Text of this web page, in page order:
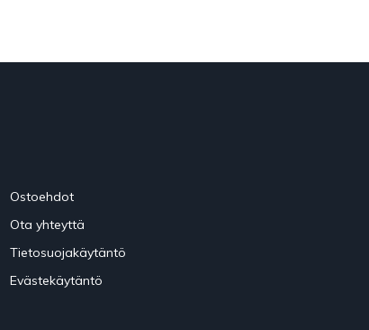
Ostoehdot
Ota yhteyttä
Tietosuojakäytäntö
Evästekäytäntö